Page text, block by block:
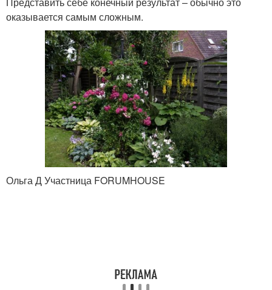
оказывается самым сложным.
Ольга Д Участница FORUMHOUSE